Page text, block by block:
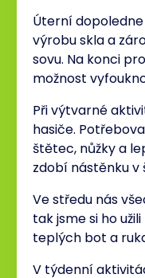
Úterní
výrobu skla a
sovu. Na konci
možnost
Při výtvarné
hasiče.
štětec, nůžky a
zdobí nástěnku v
Ve středu nás
tak jsme si ho
teplých bot a
V týdenní